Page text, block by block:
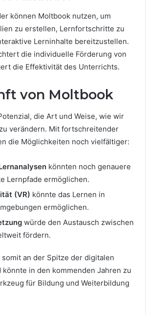
können Moltbook nutzen, um
zu erstellen, Lernfortschritte zu
Lerninhalte bereitzustellen.
die individuelle Förderung von
die Effektivität des Unterrichts.
von Moltbook
die Art und Weise, wie wir
verändern. Mit fortschreitender
die Möglichkeiten noch vielfältiger:
könnten noch genauere
Lernpfade ermöglichen.
(VR) könnte das Lernen in
ermöglichen.
würde den Austausch zwischen
fördern.
an der Spitze der digitalen
in den kommenden Jahren zu
für Bildung und Weiterbildung